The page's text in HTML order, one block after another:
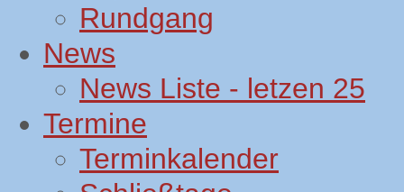
Rundgang
News
News Liste - letzen 25
Termine
Terminkalender